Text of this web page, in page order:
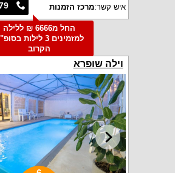
איש קשר:מרכז הזמנות
החל מ6666 ₪ ללילה
למזמינים 3 לילות
הקרוב
וילה שופרא